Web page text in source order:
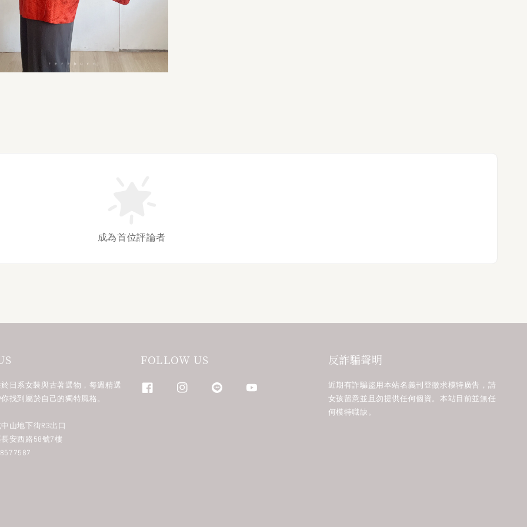
成為首位評論者
於日系女裝與古著選物，每週精選
找到屬於自己的獨特風格。
山地下街R3出口
安西路58號7樓
FOLLOW US 反詐騙聲明
近期有詐騙盜用本站名義刊登徵求模特廣告，請
女孩留意並且勿提供任何個資。本站目前並無任
何模特職缺。